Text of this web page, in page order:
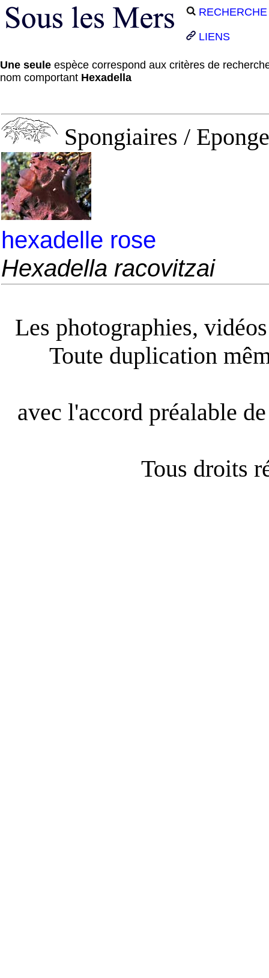
RECHERCHE
LIENS
Une seule espèce correspond aux critères de
nom comportant Hexadella
Spongiaires /
hexadelle rose
Hexadella racovitzai
Les photographies,
Toute duplication
avec l'accord préalable
Tous droits